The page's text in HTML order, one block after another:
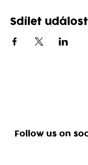
Sdílet událost
Follow us on